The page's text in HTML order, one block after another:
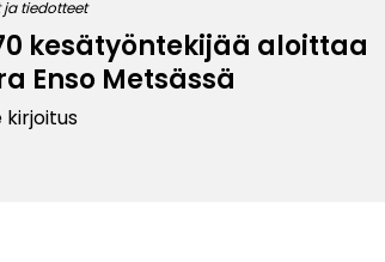
ja tiedotteet
kesätyöntekijää aloittaa
Enso Metsässä
kirjoitus